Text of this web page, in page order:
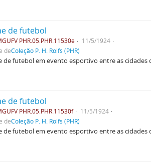
de futebol
PHR.05.PHR.11530e
11/5/1924
deColeção P. H. Rolfs (PHR)
de futebol em evento esportivo entre as cidades
de futebol
PHR.05.PHR.11530f
11/5/1924
deColeção P. H. Rolfs (PHR)
de futebol em evento esportivo entre as cidades